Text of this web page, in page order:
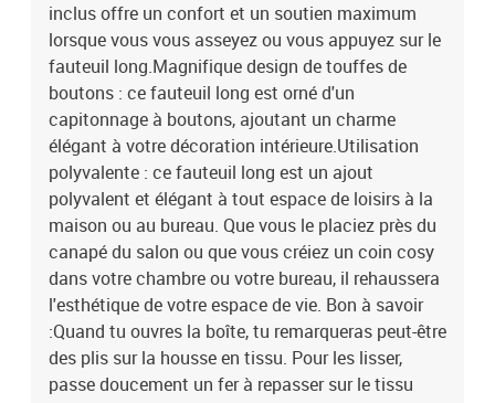
inclus offre un confort et un soutien maximum
lorsque vous vous asseyez ou vous appuyez sur le
fauteuil long.Magnifique design de touffes de
boutons : ce fauteuil long est orné d'un
capitonnage à boutons, ajoutant un charme
élégant à votre décoration intérieure.Utilisation
polyvalente : ce fauteuil long est un ajout
polyvalent et élégant à tout espace de loisirs à la
maison ou au bureau. Que vous le placiez près du
canapé du salon ou que vous créiez un coin cosy
dans votre chambre ou votre bureau, il rehaussera
l'esthétique de votre espace de vie. Bon à savoir
:Quand tu ouvres la boîte, tu remarqueras peut-être
des plis sur la housse en tissu. Pour les lisser,
passe doucement un fer à repasser sur le tissu